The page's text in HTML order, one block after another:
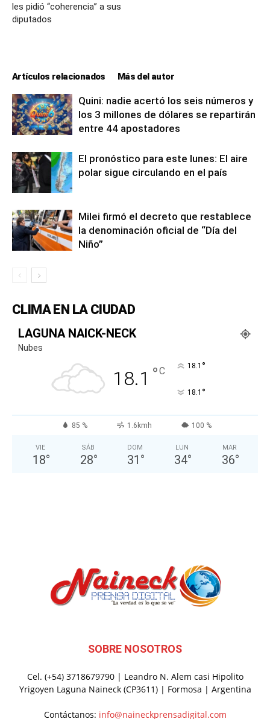
les pidió “coherencia” a sus
diputados
Artículos relacionados Más del autor
Quini: nadie acertó los seis números y
los 3 millones de dólares se repartirán
entre 44 apostadores
El pronóstico para este lunes: El aire
polar sigue circulando en el país
Milei firmó el decreto que restablece
la denominación oficial de “Día del
Niño”
CLIMA EN LA CIUDAD
LAGUNA NAICK-NECK
Nubes
18.1 °C 18.1 °
18.1 °
85 % 1.6kmh 100 %
VIE
18°
SÁB
28°
DOM
31 °
LUN
34°
MAR
36°
SOBRE NOSOTROS
Cel. (+54) 3718679790 | Leandro N. Alem casi Hipolito
Yrigoyen Laguna Naineck (CP3611) | Formosa | Argentina
Contáctanos: info@naineckprensadigital.com